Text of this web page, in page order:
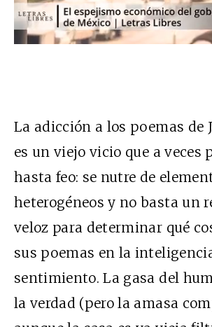
La adicción a los poemas de
es un viejo vicio que a veces
hasta feo: se nutre de
heterogéneos y no basta un
veloz para determinar qué
sus poemas en la
sentimiento. La gasa del
la verdad (pero la amasa